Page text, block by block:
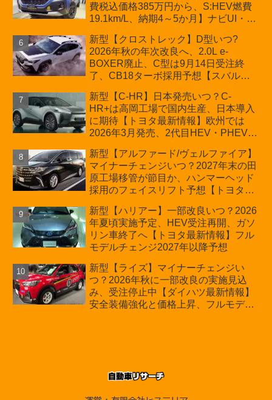
費税込価格385万円から、S:HEV燃費
19.1km/L、納期4～5か月】ナビUI・冬
カーオブザイヤーとJNCAP大賞受賞後
も残る注意点
新型【クロストレック】D型いつ?
2026年秋の年次改良へ、2.0L e-
BOXER廃止、C型は9月14日受注終
了、CB18ターボ採用予想【スバル最
新型【C-HR】日本発売いつ？C-
HR+は高岡工場で国内生産、日本導入
に期待【トヨタ最新情報】欧州では
2026年3月発売、2代目HEV・PHEVは
新型【アルファード/ヴェルファイア】
マイナーチェンジいつ？2027年末の田
原工場移管が節目か、ハンマーヘッド
採用のフェイスリフト予想【トヨタ最
費税込価格559万9000円から
新型【ハリアー】一部改良いつ？2026
年夏頃実施予定、HEV受注再開、ガソ
リン車終了へ【トヨタ最新情報】フル
モデルチェンジ2027年以降予想
新型【ライズ】マイナーチェンジい
つ？2026年秋に一部改良の実施見込
み、受注停止中【ダイハツ最新情報】
安全装備強化と価格上昇、フルモデル